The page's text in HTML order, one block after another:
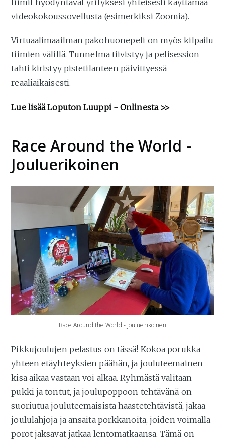
videokokoussovellusta (esimerkiksi Zoomia).
Virtuaalimaailman pakohuonepeli on myös kilpailu
tiimien välillä. Tunnelma tiivistyy ja pelisession
tahti kiristyy pistetilanteen päivittyessä
reaaliaikaisesti.
Lue lisää Loputon Luuppi - Onlinesta >>
Race Around the World -
Jouluerikoinen
Race Around the World - Jouluerikoinen
Pikkujoulujen pelastus on tässä! Kokoa porukka
yhteen etäyhteyksien päähän, ja jouluteemainen
kisa aikaa vastaan voi alkaa. Ryhmästä valitaan
pukki ja tontut, ja joulupoppoon tehtävänä on
suoriutua jouluteemaisista haastetehtävistä, jakaa
joululahjoja ja ansaita porkkanoita, joiden voimalla
porot jaksavat jatkaa lentomatkaansa. Tämä on